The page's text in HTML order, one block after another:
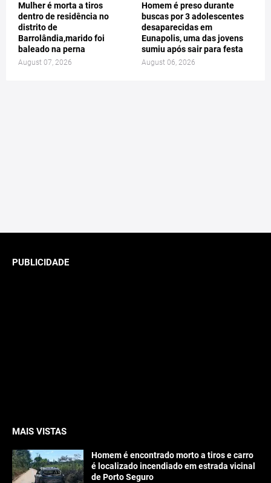
Mulher é morta a tiros
dentro de residência no
distrito de
Barrolândia,marido foi
baleado na perna
August 07, 2026
Homem é preso durante
buscas por 3 adolescentes
desaparecidas em
Eunapolis, uma das jovens
sumiu após sair para festa
August 06, 2026
PUBLICIDADE
MAIS VISTAS
Homem é encontrado morto a tiros e carro
é localizado incendiado em estrada vicinal
de Porto Seguro